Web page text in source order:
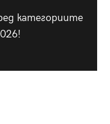
категориите